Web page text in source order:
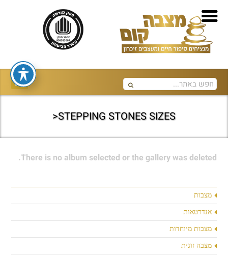
STEPPING STONES SIZES<
מצבות
אנדרטאות
מצבות מיוחדות
מצבה זוגית
There is no album selected or the gallery was deleted.